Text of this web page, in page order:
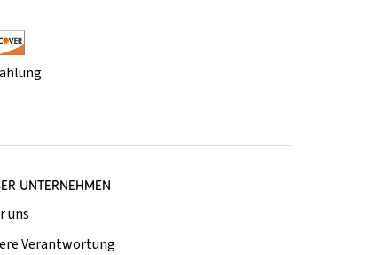
UNTERNEHMEN
uns
Verantwortung